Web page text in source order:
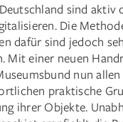
sind aktiv
Die
dafür sind jedoch
Mit einer neuen
nun
praktische
ihrer Objekte.